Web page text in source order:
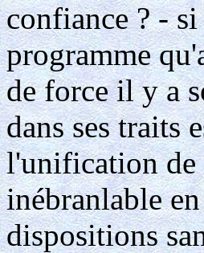
confiance ? -
programme
de force il y a
dans ses traits
l'unification de
inébranlable
dispositions